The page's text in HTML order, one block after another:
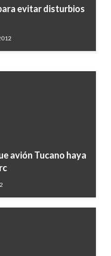
evitar disturbios
de extinción de
en corrupción
avión Tucano haya